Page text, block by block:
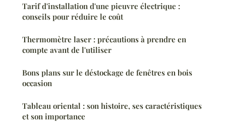
Tarif d'installation d'une pieuvre électrique :
conseils pour réduire le coût
Thermomètre laser : précautions à prendre en
compte avant de l'utiliser
Bons plans sur le déstockage de fenêtres en bois
occasion
Tableau oriental : son histoire, ses caractéristiques
et son importance